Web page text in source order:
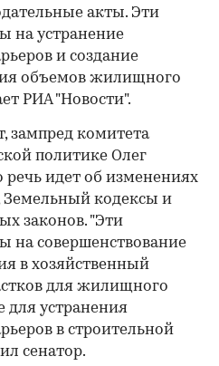
акты. Эти
на устранение
и создание
объемов жилищного
РИА "Новости".
зампред комитета
политике Олег
речь идет об изменениях
Земельный кодексы и
законов. "Эти
на совершенствование
в хозяйственный
для жилищного
для устранения
в строительной
сенатор.